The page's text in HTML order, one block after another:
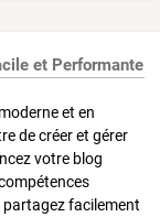
et Performante
et en
de créer et gérer
votre blog
partagez facilement